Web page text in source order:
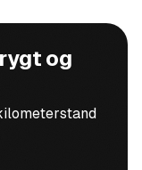
og